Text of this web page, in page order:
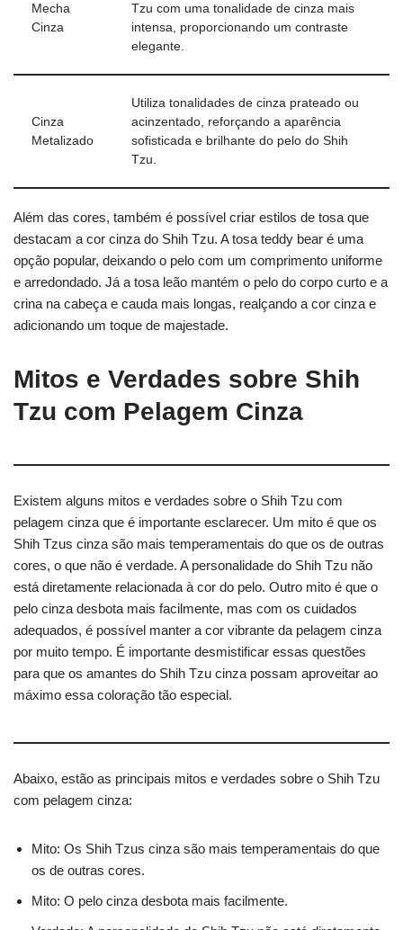
Mecha
Cinza
Tzu com uma tonalidade de cinza mais
intensa, proporcionando um contraste
elegante.
Cinza
Metalizado
Utiliza tonalidades de cinza prateado ou
acinzentado, reforçando a aparência
sofisticada e brilhante do pelo do Shih
Tzu.
Além das cores, também é possível criar estilos de tosa que
destacam a cor cinza do Shih Tzu. A tosa teddy bear é uma
opção popular, deixando o pelo com um comprimento uniforme
e arredondado. Já a tosa leão mantém o pelo do corpo curto e a
crina na cabeça e cauda mais longas, realçando a cor cinza e
adicionando um toque de majestade.
Mitos e Verdades sobre Shih
Tzu com Pelagem Cinza
Existem alguns mitos e verdades sobre o Shih Tzu com
pelagem cinza que é importante esclarecer. Um mito é que os
Shih Tzus cinza são mais temperamentais do que os de outras
cores, o que não é verdade. A personalidade do Shih Tzu não
está diretamente relacionada à cor do pelo. Outro mito é que o
pelo cinza desbota mais facilmente, mas com os cuidados
adequados, é possível manter a cor vibrante da pelagem cinza
por muito tempo. É importante desmistificar essas questões
para que os amantes do Shih Tzu cinza possam aproveitar ao
máximo essa coloração tão especial.
Abaixo, estão as principais mitos e verdades sobre o Shih Tzu
com pelagem cinza:
Mito: Os Shih Tzus cinza são mais temperamentais do que
os de outras cores.
Mito: O pelo cinza desbota mais facilmente.